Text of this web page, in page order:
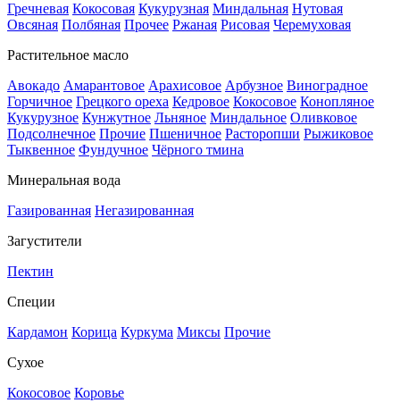
Гречневая Кокосовая Кукурузная Миндальная Нутовая
Овсяная Полбяная Прочее Ржаная Рисовая Черемуховая
Растительное масло
Авокадо Амарантовое Арахисовое Арбузное Виноградное
Горчичное Грецкого ореха Кедровое Кокосовое Конопляное
Кукурузное Кунжутное Льняное Миндальное Оливковое
Подсолнечное Прочие Пшеничное Расторопши Рыжиковое
Тыквенное Фундучное Чёрного тмина
Минеральная вода
Газированная Негазированная
Загустители
Пектин
Специи
Кардамон Корица Куркума Миксы Прочие
Сухое
Кокосовое Коровье